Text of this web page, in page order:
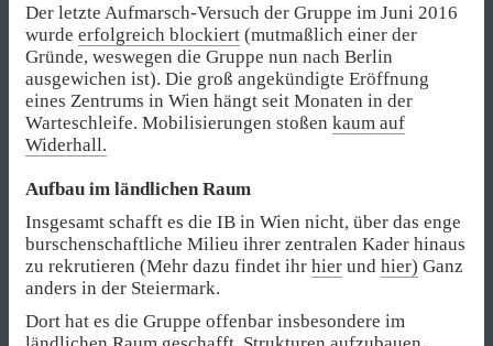
Der letzte Aufmarsch-Versuch der Gruppe im Juni 2016
wurde erfolgreich blockiert (mutmaßlich einer der
Gründe, weswegen die Gruppe nun nach Berlin
ausgewichen ist). Die groß angekündigte Eröffnung
eines Zentrums in Wien hängt seit Monaten in der
Warteschleife. Mobilisierungen stoßen kaum auf
Widerhall.
Aufbau im ländlichen Raum
Insgesamt schafft es die IB in Wien nicht, über das enge
burschenschaftliche Milieu ihrer zentralen Kader hinaus
zu rekrutieren (Mehr dazu findet ihr hier und hier) Ganz
anders in der Steiermark.
Dort hat es die Gruppe offenbar insbesondere im